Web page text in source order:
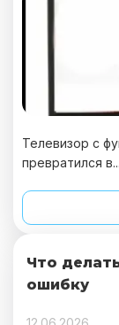
Телевизор с
превратился в...
Что
ошибку